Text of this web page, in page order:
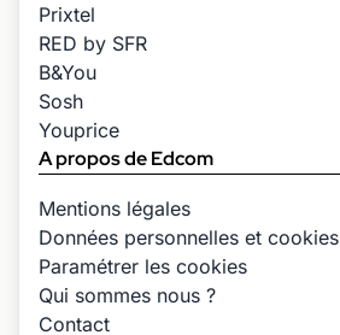
Prixtel
RED by SFR
B&You
Sosh
Youprice
A propos de Edcom
Mentions légales
Données personnelles et cookies
Paramétrer les cookies
Qui sommes nous ?
Contact